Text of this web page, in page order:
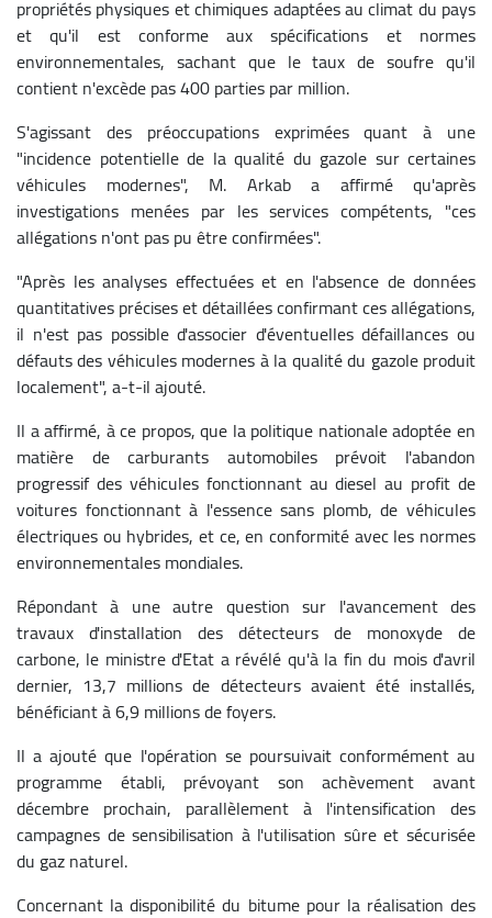
propriétés physiques et chimiques adaptées au climat du pays
et qu'il est conforme aux spécifications et normes
environnementales, sachant que le taux de soufre qu'il
contient n'excède pas 400 parties par million.
S'agissant des préoccupations exprimées quant à une
"incidence potentielle de la qualité du gazole sur certaines
véhicules modernes", M. Arkab a affirmé qu'après
investigations menées par les services compétents, "ces
allégations n'ont pas pu être confirmées".
"Après les analyses effectuées et en l'absence de données
quantitatives précises et détaillées confirmant ces allégations,
il n'est pas possible d'associer d'éventuelles défaillances ou
défauts des véhicules modernes à la qualité du gazole produit
localement", a-t-il ajouté.
Il a affirmé, à ce propos, que la politique nationale adoptée en
matière de carburants automobiles prévoit l'abandon
progressif des véhicules fonctionnant au diesel au profit de
voitures fonctionnant à l'essence sans plomb, de véhicules
électriques ou hybrides, et ce, en conformité avec les normes
environnementales mondiales.
Répondant à une autre question sur l'avancement des
travaux d'installation des détecteurs de monoxyde de
carbone, le ministre d'Etat a révélé qu'à la fin du mois d'avril
dernier, 13,7 millions de détecteurs avaient été installés,
bénéficiant à 6,9 millions de foyers.
Il a ajouté que l'opération se poursuivait conformément au
programme établi, prévoyant son achèvement avant
décembre prochain, parallèlement à l'intensification des
campagnes de sensibilisation à l'utilisation sûre et sécurisée
du gaz naturel.
Concernant la disponibilité du bitume pour la réalisation des